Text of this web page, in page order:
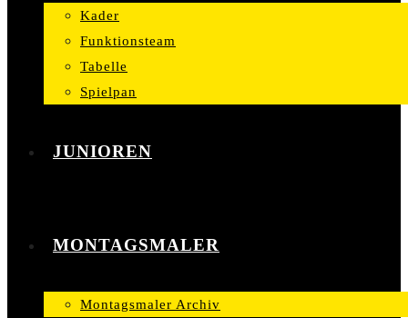
Kader
Funktionsteam
Tabelle
Spielpan
JUNIOREN
MONTAGSMALER
Montagsmaler Archiv